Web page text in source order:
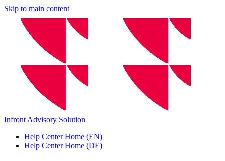
Skip to main content
Infront Advisory Solution
Help Center Home (EN)
Help Center Home (DE)